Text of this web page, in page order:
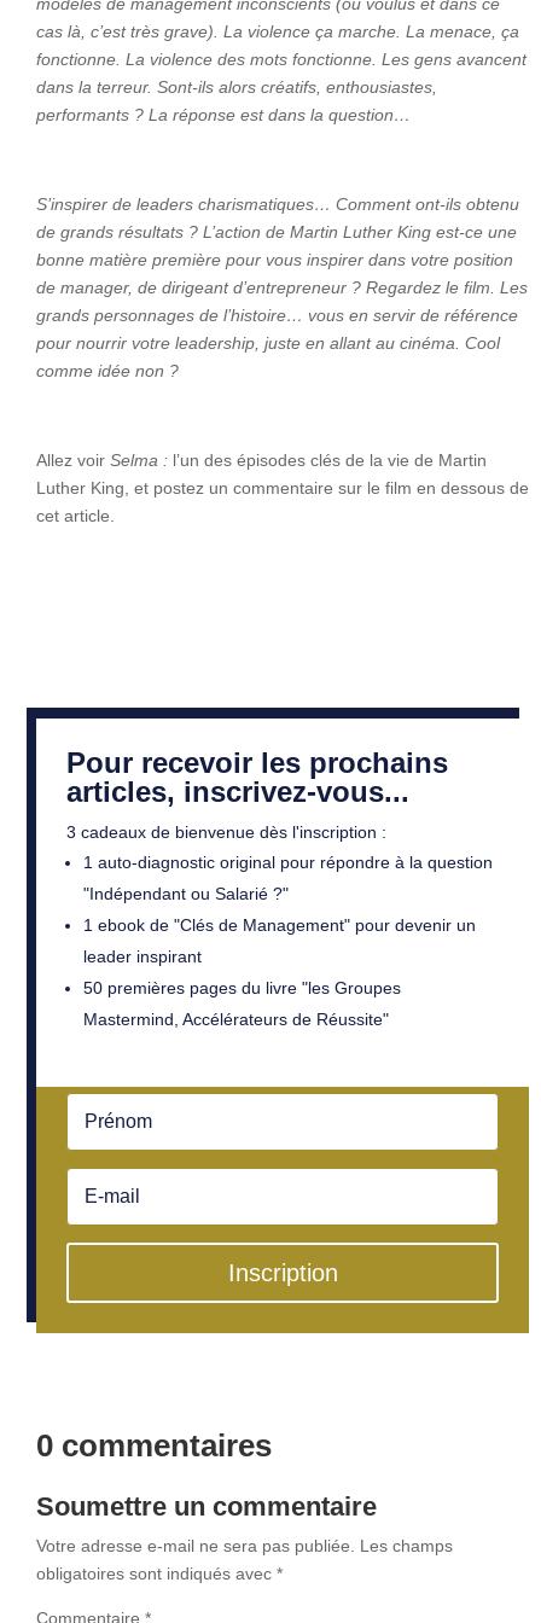
modèles de management inconscients (ou voulus et dans ce
cas là, c’est très grave). La violence ça marche. La menace, ça
fonctionne. La violence des mots fonctionne. Les gens avancent
dans la terreur. Sont-ils alors créatifs, enthousiastes,
performants ? La réponse est dans la question…
S’inspirer de leaders charismatiques… Comment ont-ils obtenu
de grands résultats ? L’action de Martin Luther King est-ce une
bonne matière première pour vous inspirer dans votre position
de manager, de dirigeant d’entrepreneur ? Regardez le film. Les
grands personnages de l’histoire… vous en servir de référence
pour nourrir votre leadership, juste en allant au cinéma. Cool
comme idée non ?
Allez voir Selma : l’un des épisodes clés de la vie de Martin
Luther King, et postez un commentaire sur le film en dessous de
cet article.
Pour recevoir les prochains
articles, inscrivez-vous...
3 cadeaux de bienvenue dès l'inscription :
1 auto-diagnostic original pour répondre à la question
"Indépendant ou Salarié ?"
1 ebook de "Clés de Management" pour devenir un
leader inspirant
50 premières pages du livre "les Groupes
Mastermind, Accélérateurs de Réussite"
Inscription
0 commentaires
Soumettre un commentaire
Votre adresse e-mail ne sera pas publiée. Les champs
obligatoires sont indiqués avec *
Commentaire *